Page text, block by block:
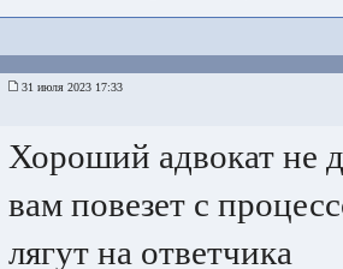
31 июля 2023 17:33
Хороший адвокат не
вам повезет с
лягут на ответчика